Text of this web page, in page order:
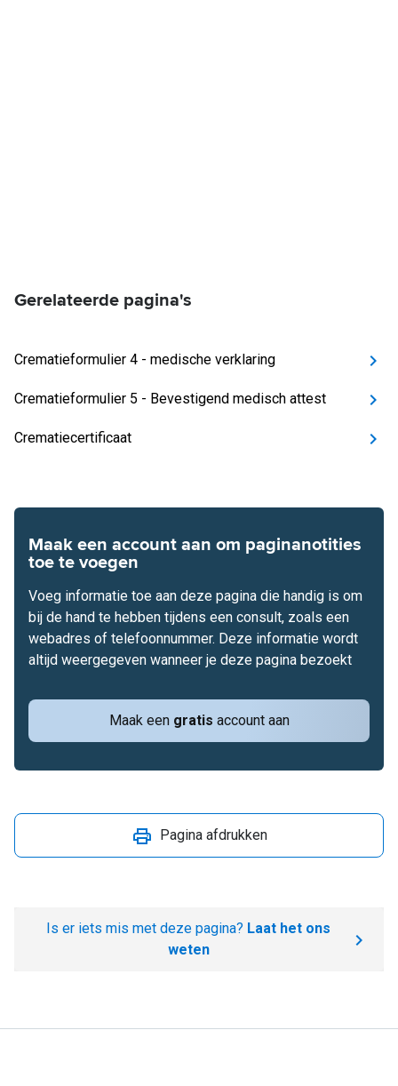
Gerelateerde pagina's
Crematieformulier 4 - medische verklaring
Crematieformulier 5 - Bevestigend medisch attest
Crematiecertificaat
Maak een account aan om paginanotities
toe te voegen
Maak een gratis account aan
Voeg informatie toe aan deze pagina die handig is om
bij de hand te hebben tijdens een consult, zoals een
webadres of telefoonnummer. Deze informatie wordt
altijd weergegeven wanneer je deze pagina bezoekt
Pagina afdrukken
Is er iets mis met deze pagina? Laat het ons
weten